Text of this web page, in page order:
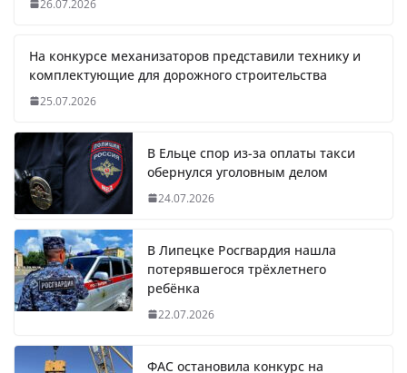
26.07.2026
На конкурсе механизаторов представили технику и
комплектующие для дорожного строительства
25.07.2026
В Ельце спор из-за оплаты такси
обернулся уголовным делом
24.07.2026
В Липецке Росгвардия нашла
потерявшегося трёхлетнего
ребёнка
22.07.2026
ФАС остановила конкурс на